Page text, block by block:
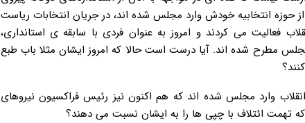
حوزه انتخابیه خودش وارد مجلس شده اند، در جریان انتخابات ریاست
انقلاب فعالیت می کردند و امروز به عنوان فردی با سابقه ی استانداری،
مطرح شده اند. آیا درست است حالا که امروز ایشان مثلا باب طبع
وارد مجلس شده اند که هم اکنون نیز رئیس فراکسیون نیروهای
تهمت ائتلاف با چپی ها را به ایشان نسبت می دهند؟